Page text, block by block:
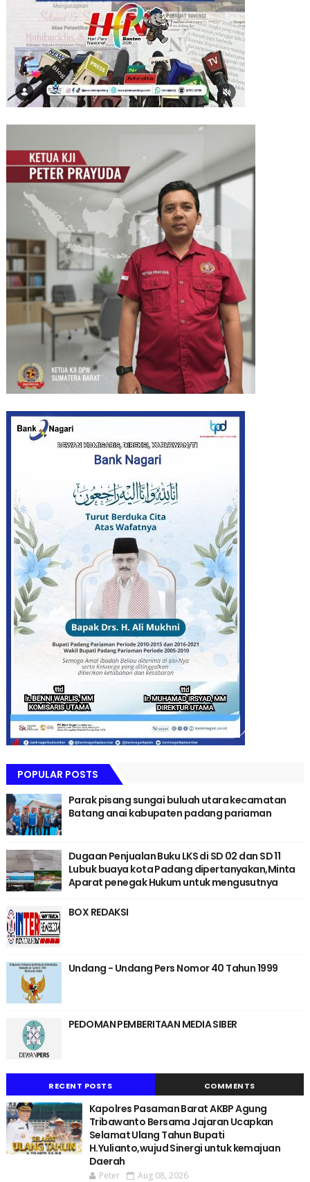
POPULAR POSTS
Parak pisang sungai buluah utara kecamatan
Batang anai kabupaten padang pariaman
Dugaan Penjualan Buku LKS di SD 02 dan SD 11
Lubuk buaya kota Padang dipertanyakan,Minta
Aparat penegak Hukum untuk mengusutnya
BOX REDAKSI
Undang - Undang Pers Nomor 40 Tahun 1999
PEDOMAN PEMBERITAAN MEDIA SIBER
RECENT POSTS COMMENTS
Kapolres Pasaman Barat AKBP Agung
Tribawanto Bersama Jajaran Ucapkan
Selamat Ulang Tahun Bupati
H.Yulianto,wujud Sinergi untuk kemajuan
Daerah
Peter Aug 08, 2026